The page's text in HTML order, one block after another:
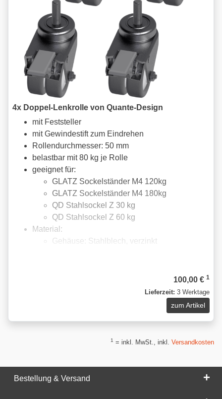
4x Doppel-Lenkrolle von Quante-Design
mit Feststeller
mit Gewindestift zum Eindrehen
Rollendurchmesser: 50 mm
belastbar mit 80 kg je Rolle
geeignet für:
GLATZ Sockelständer M4 120kg
GLATZ Sockelständer M4 180kg
QD Stahlsockel Z 30 kg
QD Stahlsockel Z 60 kg
Material:
Gehäuse: Stahlblech, verzinkt
Die Rollen sind nur zum gelegentlichen Betrieb für
kurze Wegstrecken auf ebenen, fugenlosen Belägen
100,00 € 1
Lieferzeit: 3 Werktage
zum Artikel
1 = inkl. MwSt., inkl. Versandkosten
Bestellung & Versand